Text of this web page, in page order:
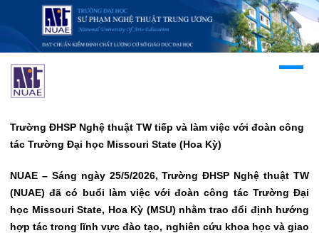
Trường ĐHSP Nghệ thuật TW tiếp và làm việc với đoàn công
tác Trường Đại học Missouri State (Hoa Kỳ)
NUAE – Sáng ngày 25/5/2026, Trường ĐHSP Nghệ thuật TW
(NUAE) đã có buổi làm việc với đoàn công tác Trường Đại
học Missouri State, Hoa Kỳ (MSU) nhằm trao đổi định hướng
hợp tác trong lĩnh vực đào tạo, nghiên cứu khoa học và giao